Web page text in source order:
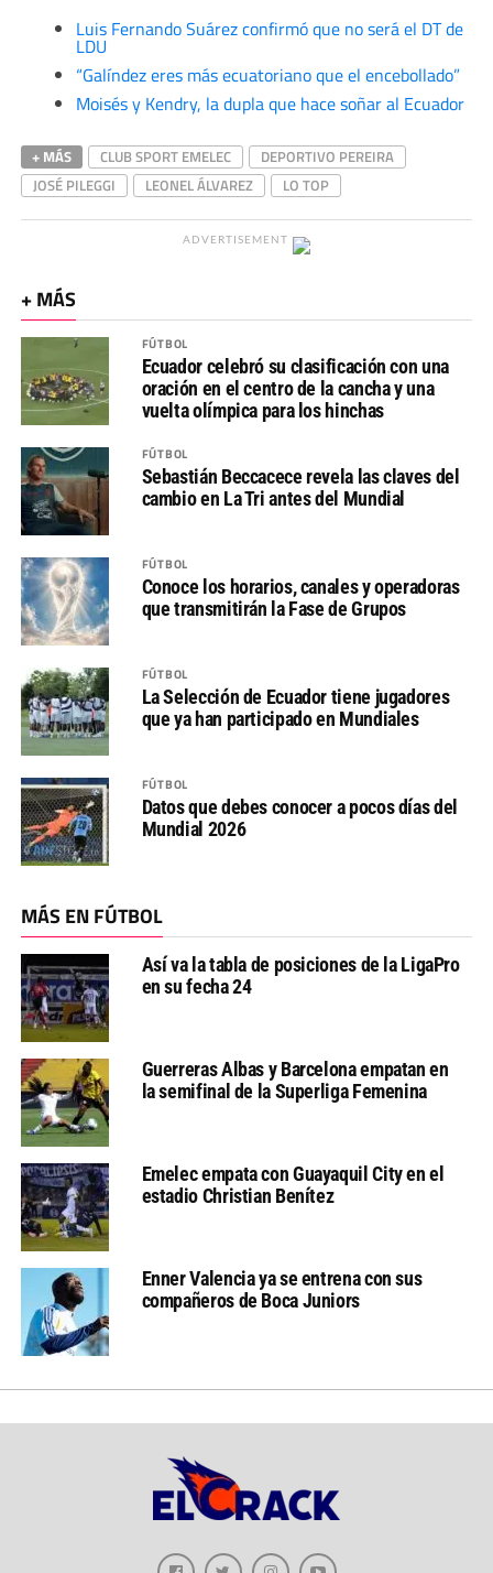
Luis Fernando Suárez confirmó que no será el DT de
LDU
“Galíndez eres más ecuatoriano que el encebollado”
Moisés y Kendry, la dupla que hace soñar al Ecuador
+ MÁS CLUB SPORT EMELEC
DEPORTIVO PEREIRA
JOSÉ PILEGGI
LEONEL ÁLVAREZ LO TOP
ADVERTISEMENT
+ MÁS
FÚTBOL
Ecuador celebró su clasificación con una
oración en el centro de la cancha y una
vuelta olímpica para los hinchas
FÚTBOL
Sebastián Beccacece revela las claves del
cambio en La Tri antes del Mundial
FÚTBOL
Conoce los horarios, canales y operadoras
que transmitirán la Fase de Grupos
FÚTBOL
La Selección de Ecuador tiene jugadores
que ya han participado en Mundiales
FÚTBOL
Datos que debes conocer a pocos días del
Mundial 2026
MÁS EN FÚTBOL
Así va la tabla de posiciones de la LigaPro
en su fecha 24
Guerreras Albas y Barcelona empatan en
la semifinal de la Superliga Femenina
Emelec empata con Guayaquil City en el
estadio Christian Benítez
Enner Valencia ya se entrena con sus
compañeros de Boca Juniors